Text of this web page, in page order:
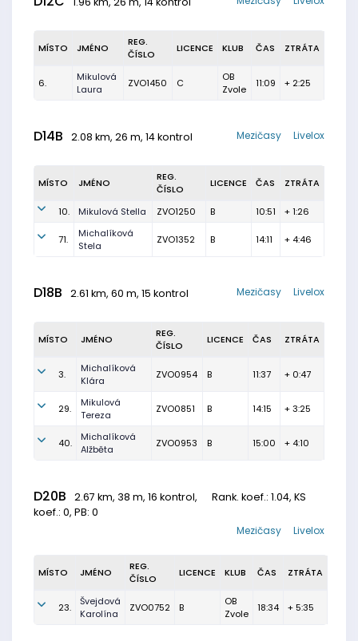
MÍSTO JMÉNO
REG.
ČÍSLO
LICENCE KLUB ČAS ZTRÁTA
6.
Mikulová
Laura
ZVO1450 C
OB
Zvole
11:09 + 2:25
D14B 2.08 km, 26 m, 14 kontrol Livelox
Mezičasy
MÍSTO JMÉNO
REG.
ČÍSLO
LICENCE ČAS ZTRÁTA
10. Mikulová Stella ZVO1250 B 10:51 + 1:26
71.
Michalíková
Stela
ZVO1352 B 14:11 + 4:46
D18B 2.61 km, 60 m, 15 kontrol Livelox
Mezičasy
MÍSTO JMÉNO
REG.
ČÍSLO
LICENCE ČAS ZTRÁTA
3.
Michalíková
Klára
ZVO0954 B 11:37 + 0:47
29.
Mikulová
Tereza
ZVO0851 B 14:15 + 3:25
40.
Michalíková
Alžběta
ZVO0953 B 15:00 + 4:10
D20B 2.67 km, 38 m, 16 kontrol, Rank. koef.: 1.04, KS
koef.: 0, PB: 0
Livelox
Mezičasy
MÍSTO JMÉNO
REG.
ČÍSLO
LICENCE KLUB ČAS ZTRÁTA
23.
Švejdová
Karolína
ZVO0752 B
OB
Zvole
18:34 + 5:35